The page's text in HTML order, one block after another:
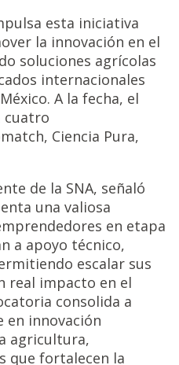
esta iniciativa
la innovación en el
soluciones agrícolas
internacionales
A la fecha, el
cuatro
Ciencia Pura,
de la SNA, señaló
una valiosa
en etapa
a apoyo técnico,
escalar sus
real impacto en el
consolida a
en innovación
agricultura,
que fortalecen la